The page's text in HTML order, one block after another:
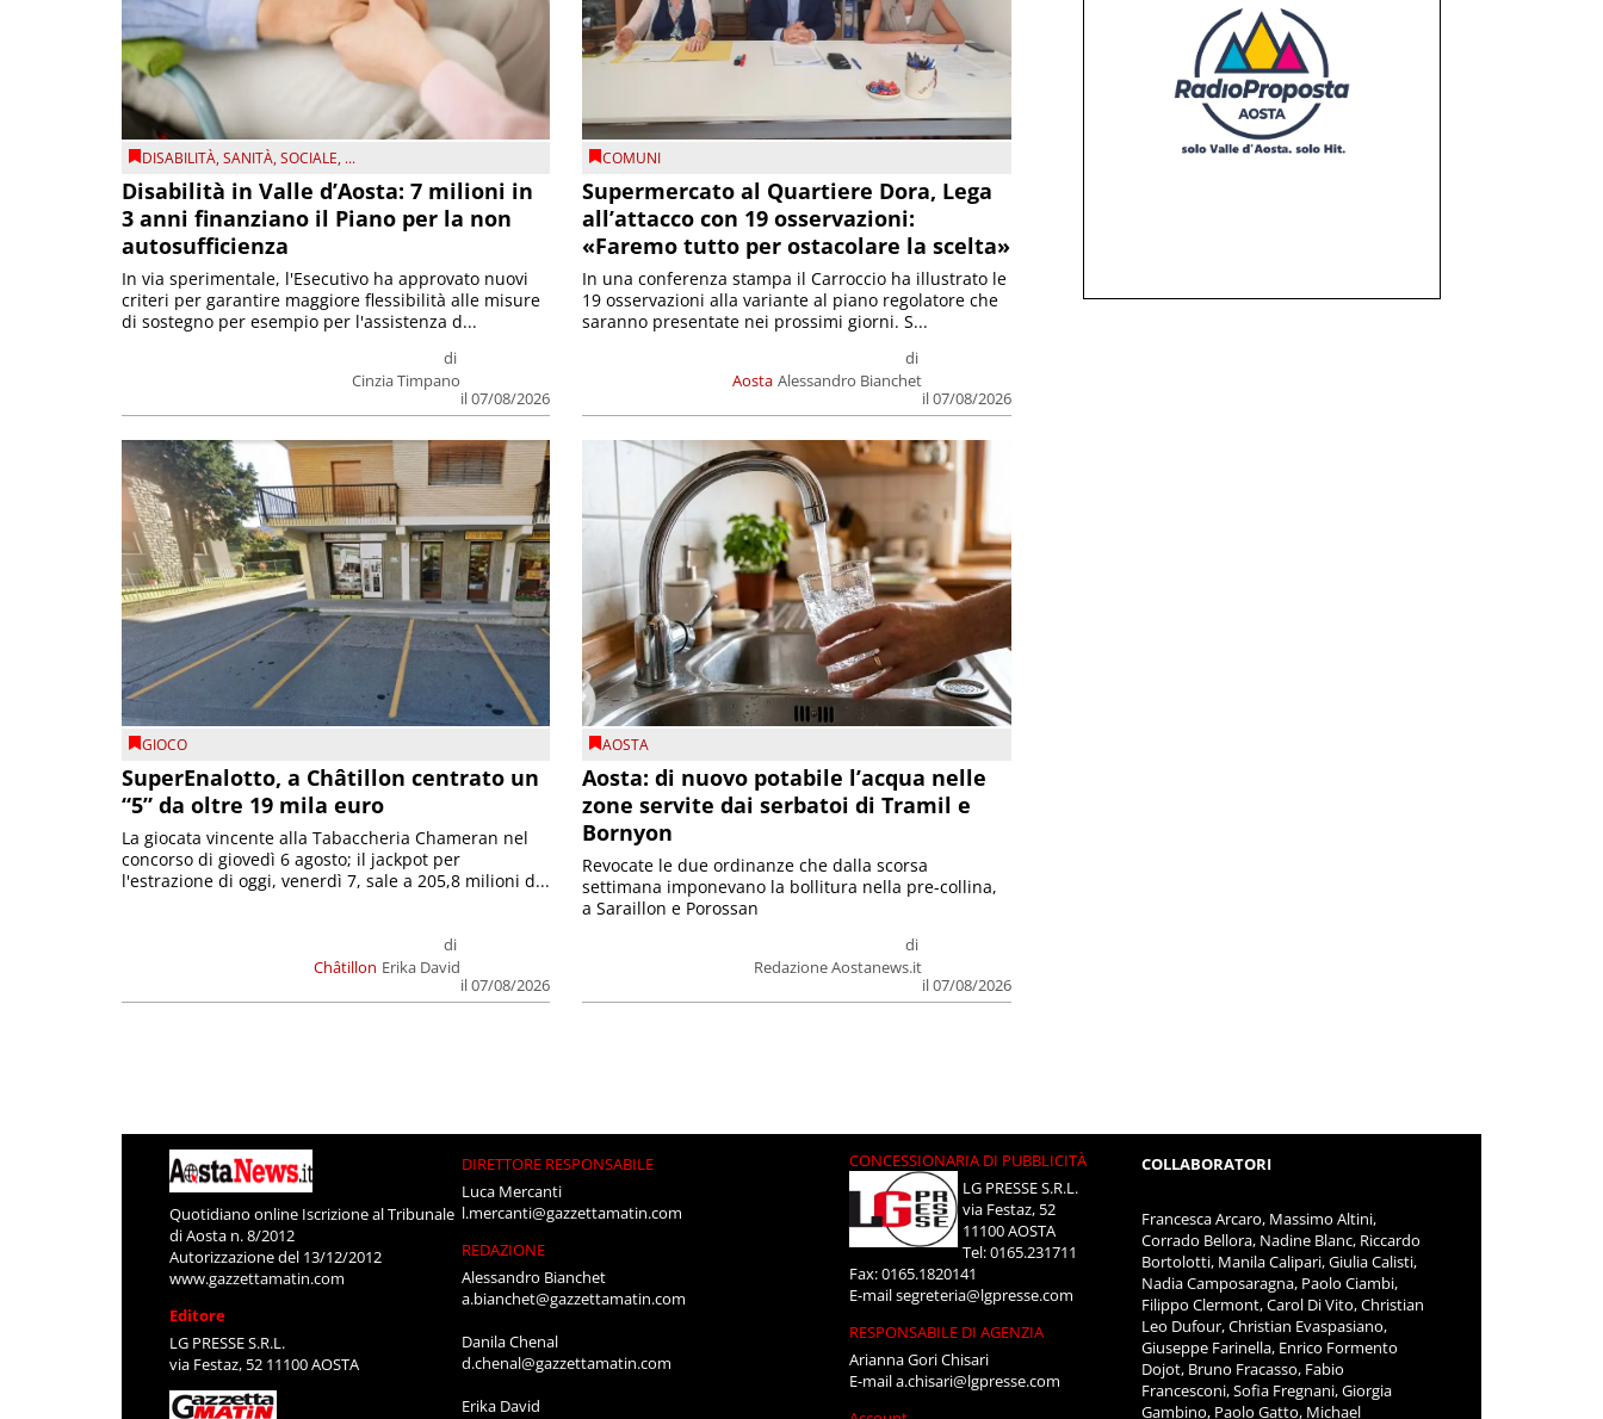
DISABILITÀ,SANITÀ,SOCIALE, ...
Disabilità in Valle d’Aosta: 7 milioni in
3 anni finanziano il Piano per la non
autosufficienza
di
Cinzia Timpano
il 07/08/2026
In via sperimentale, l'Esecutivo ha approvato nuovi
criteri per garantire maggiore flessibilità alle misure
di sostegno per esempio per l'assistenza d...
COMUNI
Supermercato al Quartiere Dora, Lega
all’attacco con 19 osservazioni:
«Faremo tutto per ostacolare la scelta»
Aosta
di
Alessandro Bianchet
il 07/08/2026
In una conferenza stampa il Carroccio ha illustrato le
19 osservazioni alla variante al piano regolatore che
saranno presentate nei prossimi giorni. S...
GIOCO
SuperEnalotto, a Châtillon centrato un
“5” da oltre 19 mila euro
Châtillon
di
Erika David
il 07/08/2026
La giocata vincente alla Tabaccheria Chameran nel
concorso di giovedì 6 agosto; il jackpot per
l'estrazione di oggi, venerdì 7, sale a 205,8 milioni d...
AOSTA
Aosta: di nuovo potabile l’acqua nelle
zone servite dai serbatoi di Tramil e
Bornyon
di
Redazione Aostanews.it
il 07/08/2026
Revocate le due ordinanze che dalla scorsa
settimana imponevano la bollitura nella pre-collina,
a Saraillon e Porossan
Quotidiano online Iscrizione al Tribunale
di Aosta n. 8/2012
Autorizzazione del 13/12/2012
www.gazzettamatin.com
Editore
LG PRESSE S.R.L.
via Festaz, 52 11100 AOSTA
DIRETTORE RESPONSABILE
Luca Mercanti
l.mercanti@gazzettamatin.com
REDAZIONE
Alessandro Bianchet
a.bianchet@gazzettamatin.com
Danila Chenal
d.chenal@gazzettamatin.com
Erika David
CONCESSIONARIA DI PUBBLICITÀ
LG PRESSE S.R.L.
via Festaz, 52
11100 AOSTA
Tel: 0165.231711
Fax: 0165.1820141
E-mailsegreteria@lgpresse.com
RESPONSABILE DI AGENZIA
Arianna Gori Chisari
E-maila.chisari@lgpresse.com
COLLABORATORI
Francesca Arcaro, Massimo Altini,
Corrado Bellora, Nadine Blanc, Riccardo
Bortolotti, Manila Calipari, Giulia Calisti,
Nadia Camposaragna, Paolo Ciambi,
Filippo Clermont, Carol Di Vito, Christian
Leo Dufour, Christian Evaspasiano,
Giuseppe Farinella, Enrico Formento
Dojot, Bruno Fracasso, Fabio
Francesconi, Sofia Fregnani, Giorgia
Gambino, Paolo Gatto, Michael